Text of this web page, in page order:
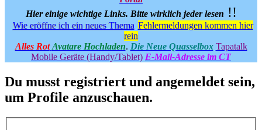
Hier einige wichtige Links. Bitte wirklich jeder lesen !!
Wie eröffne ich ein neues Thema Fehlermeldungen kommen hier
rein
Alles Rot Avatare Hochladen. Die Neue Quasselbox Tapatalk
Mobile Geräte (Handy/Tablet) E-Mail-Adresse im CT
Du musst registriert und angemeldet sein,
um Profile anzuschauen.